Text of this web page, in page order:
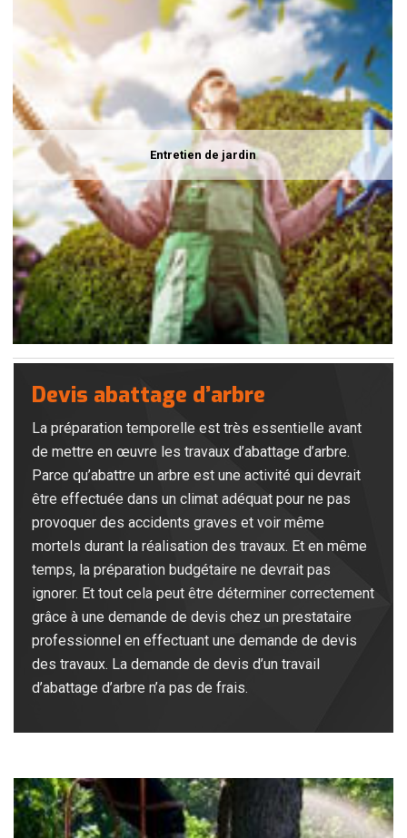
Entretien de jardin
Devis abattage d’arbre
La préparation temporelle est très essentielle avant
de mettre en œuvre les travaux d’abattage d’arbre.
Parce qu’abattre un arbre est une activité qui devrait
être effectuée dans un climat adéquat pour ne pas
provoquer des accidents graves et voir même
mortels durant la réalisation des travaux. Et en même
temps, la préparation budgétaire ne devrait pas
ignorer. Et tout cela peut être déterminer correctement
grâce à une demande de devis chez un prestataire
professionnel en effectuant une demande de devis
des travaux. La demande de devis d’un travail
d’abattage d’arbre n’a pas de frais.